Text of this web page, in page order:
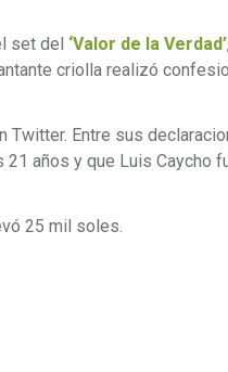
set del ‘Valor de la Verdad’
criolla realizó
Twitter. Entre sus
años y que Luis Caycho
25 mil soles.